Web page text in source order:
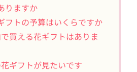
りますか
フトの予算はいくらですか
買える花ギフトはありま
ギフトが見たいです